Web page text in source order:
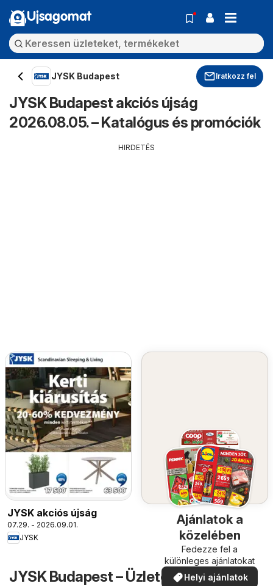
Ujsagomat
JYSK Budapest Iratkozz fel
JYSK Budapest akciós újság
2026.08.05. – Katalógus és promóciók
HIRDETÉS
JYSK akciós újság
07.29. - 2026.09.01.
JYSK
Ajánlatok a
közelében
Fedezze fel a
különleges ajánlatokat
Helyi ajánlatok
JYSK Budapest – Üzletek a városban